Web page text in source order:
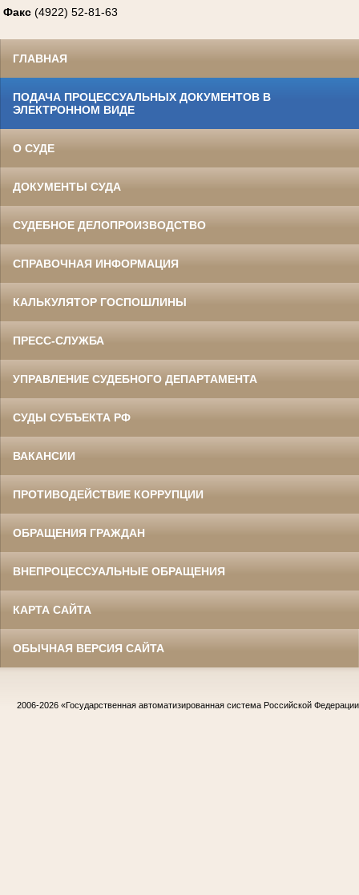
Факс (4922) 52-81-63
ГЛАВНАЯ
ПОДАЧА ПРОЦЕССУАЛЬНЫХ ДОКУМЕНТОВ В
ЭЛЕКТРОННОМ ВИДЕ
О СУДЕ
ДОКУМЕНТЫ СУДА
СУДЕБНОЕ ДЕЛОПРОИЗВОДСТВО
СПРАВОЧНАЯ ИНФОРМАЦИЯ
КАЛЬКУЛЯТОР ГОСПОШЛИНЫ
ПРЕСС-СЛУЖБА
УПРАВЛЕНИЕ СУДЕБНОГО ДЕПАРТАМЕНТА
СУДЫ СУБЪЕКТА РФ
ВАКАНСИИ
ПРОТИВОДЕЙСТВИЕ КОРРУПЦИИ
ОБРАЩЕНИЯ ГРАЖДАН
ВНЕПРОЦЕССУАЛЬНЫЕ ОБРАЩЕНИЯ
КАРТА САЙТА
ОБЫЧНАЯ ВЕРСИЯ САЙТА
2006-2026 «Государственная автоматизированная система Российской